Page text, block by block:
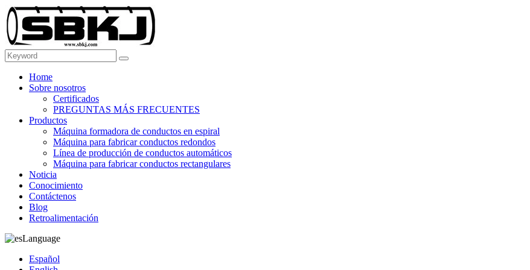
Home
Sobre nosotros
Certificados
PREGUNTAS MÁS FRECUENTES
Productos
Máquina formadora de conductos en espiral
Máquina para fabricar conductos redondos
Línea de producción de conductos automáticos
Máquina para fabricar conductos rectangulares
Noticia
Conocimiento
Contáctenos
Blog
Retroalimentación
Language
Español